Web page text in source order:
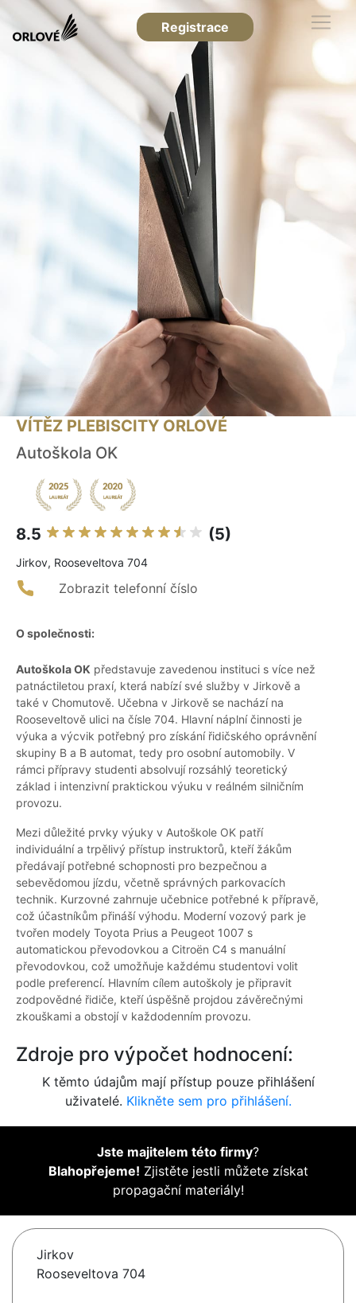
Registrace
VÍTĚZ PLEBISCITY ORLOVÉ
Autoškola OK
8.5 (5)
Jirkov, Rooseveltova 704
Zobrazit telefonní číslo
O společnosti:
Autoškola OK představuje zavedenou instituci s více než
patnáctiletou praxí, která nabízí své služby v Jirkově a
také v Chomutově. Učebna v Jirkově se nachází na
Rooseveltově ulici na čísle 704. Hlavní náplní činnosti je
výuka a výcvik potřebný pro získání řidičského oprávnění
skupiny B a B automat, tedy pro osobní automobily. V
rámci přípravy studenti absolvují rozsáhlý teoretický
základ i intenzivní praktickou výuku v reálném silničním
provozu.
Mezi důležité prvky výuky v Autoškole OK patří
individuální a trpělivý přístup instruktorů, kteří žákům
předávají potřebné schopnosti pro bezpečnou a
sebevědomou jízdu, včetně správných parkovacích
technik. Kurzovné zahrnuje učebnice potřebné k přípravě,
což účastníkům přináší výhodu. Moderní vozový park je
tvořen modely Toyota Prius a Peugeot 1007 s
automatickou převodovkou a Citroën C4 s manuální
převodovkou, což umožňuje každému studentovi volit
podle preferencí. Hlavním cílem autoškoly je připravit
zodpovědné řidiče, kteří úspěšně projdou závěrečnými
zkouškami a obstojí v každodenním provozu.
Zdroje pro výpočet hodnocení:
K těmto údajům mají přístup pouze přihlášení
uživatelé. Klikněte sem pro přihlášení.
Jste majitelem této firmy?
Blahopřejeme! Zjistěte jestli můžete získat
propagační materiály!
Jirkov
Rooseveltova 704